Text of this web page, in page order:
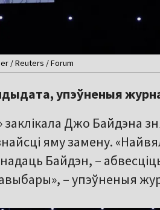
/ Reuters / Forum
упэўненыя
заклікала Джо Байдэна
яму замену.
Байдэн, –
– упэўненыя